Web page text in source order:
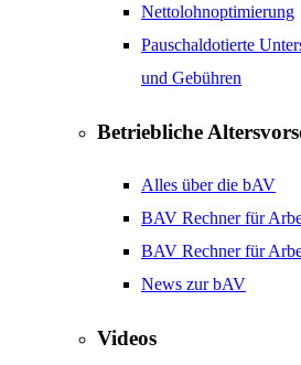
Nettolohnoptimierung
Pauschaldotierte
und Gebühren
Betriebliche
Alles über die bAV
BAV Rechner für
BAV Rechner für
News zur bAV
Videos